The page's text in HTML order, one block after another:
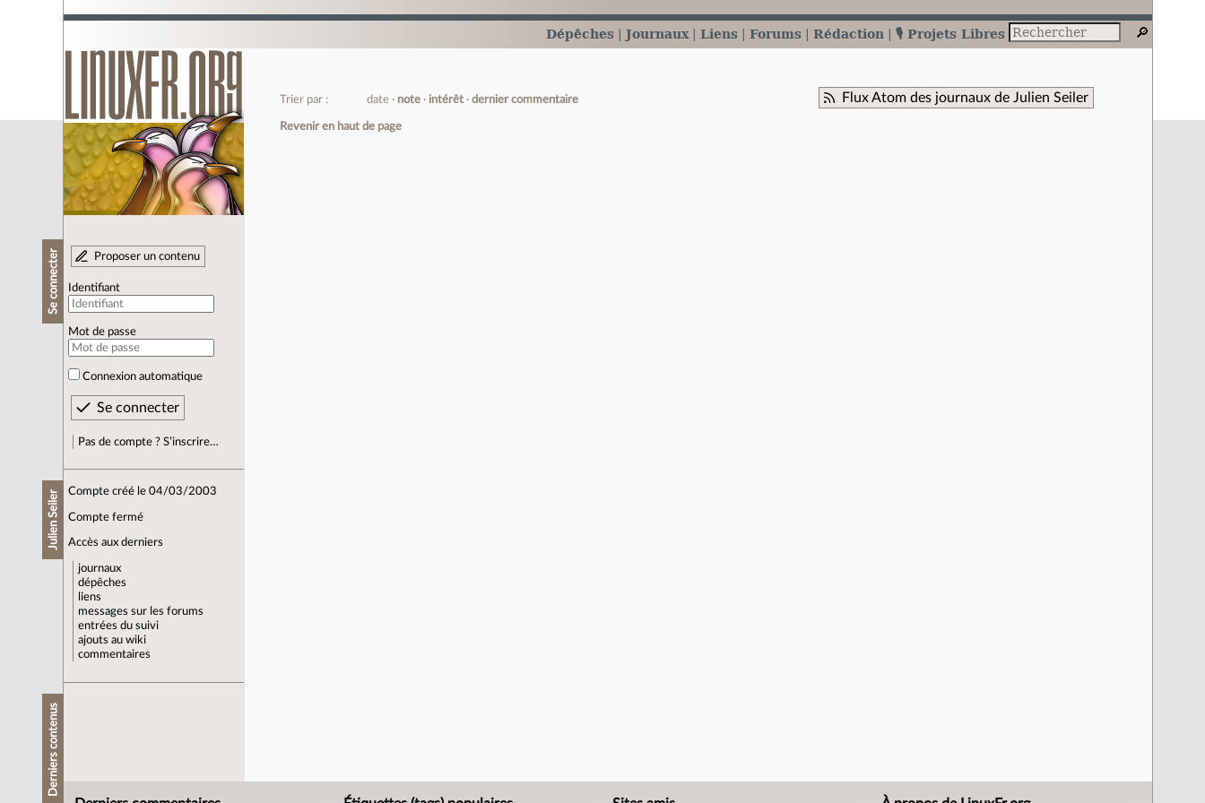
Dépêches Journaux Liens Forums Rédaction 🎙️ Projets Libres
Se connecter Proposer un contenu
Identifiant
Mot de passe
Connexion automatique
Pas de compte ? S’inscrire…
Julien Seiler Compte créé le 04/03/2003
Compte fermé
Accès aux derniers
journaux
dépêches
liens
messages sur les forums
entrées du suivi
ajouts au wiki
commentaires
Derniers contenus
Flux Atom des journaux de Julien Seiler
Trier par : date note intérêt dernier commentaire
Revenir en haut de page